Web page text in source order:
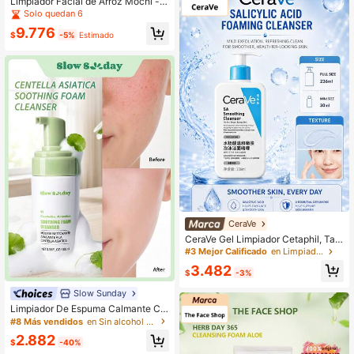
abón Facial, Exfoliante Suave Todo
en Uno para Limpieza Profunda, Hi
dratación, Minimización de Poros, c
Solo quedan 6
$9.776 -5% Estimado
Slow Sunday
Limpiador De Espuma Calmante Ce
ntella Asiática, Centella Asiática, Li
tante De La Piel, K Beauty, Buena E
#8 Más vendidos en Sin alcohol Limpiadores
$2.882 -40%
CeraVe
CeraVe Gel Limpiador Cetaphil, Tam
año Completo 236ml, Muestra 30m
l, Exfoliación Suave, Control de Gra
sa, Cuidado de la Piel Diario & de Vi
#3 Mejor Calificado en Limpiadores
$3.482 -3%